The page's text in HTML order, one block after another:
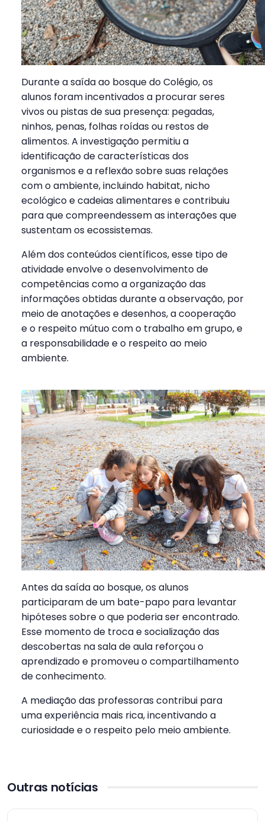
Durante a saída ao bosque do Colégio, os
alunos foram incentivados a procurar seres
vivos ou pistas de sua presença: pegadas,
ninhos, penas, folhas roídas ou restos de
alimentos. A investigação permitiu a
identificação de características dos
organismos e a reflexão sobre suas relações
com o ambiente, incluindo habitat, nicho
ecológico e cadeias alimentares e contribuiu
para que compreendessem as interações que
sustentam os ecossistemas.
Além dos conteúdos científicos, esse tipo de
atividade envolve o desenvolvimento de
competências como a organização das
informações obtidas durante a observação, por
meio de anotações e desenhos, a cooperação
e o respeito mútuo com o trabalho em grupo, e
a responsabilidade e o respeito ao meio
ambiente.
Antes da saída ao bosque, os alunos
participaram de um bate-papo para levantar
hipóteses sobre o que poderia ser encontrado.
Esse momento de troca e socialização das
descobertas na sala de aula reforçou o
aprendizado e promoveu o compartilhamento
de conhecimento.
A mediação das professoras contribui para
uma experiência mais rica, incentivando a
curiosidade e o respeito pelo meio ambiente.
Outras notícias